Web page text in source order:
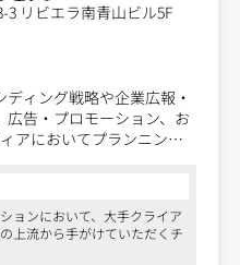
3 リビエラ南青山ビル5F
ィング戦略や企業広報・
告・プロモーション、お
アにおいてプランニン
ンセプト開発・構成・デ
ションです。
ョンにおいて、大手クライア
上流から手がけていただくチ